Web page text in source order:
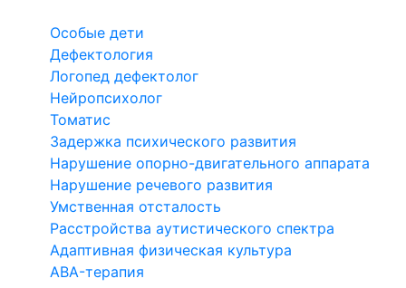
Особые дети
Дефектология
Логопед дефектолог
Нейропсихолог
Томатис
Задержка психического развития
Нарушение опорно-двигательного аппарата
Нарушение речевого развития
Умственная отсталость
Расстройства аутистического спектра
Адаптивная физическая культура
ABA-терапия